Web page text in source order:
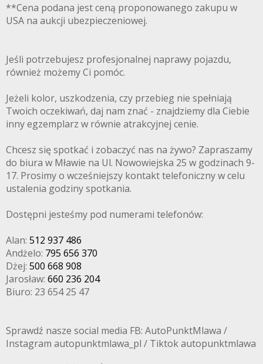
**Cena podana jest ceną proponowanego zakupu w
USA na aukcji ubezpieczeniowej.
Jeśli potrzebujesz profesjonalnej naprawy pojazdu,
również możemy Ci pomóc.
Jeżeli kolor, uszkodzenia, czy przebieg nie spełniają
Twoich oczekiwań, daj nam znać - znajdziemy dla Ciebie
inny egzemplarz w równie atrakcyjnej cenie.
Chcesz się spotkać i zobaczyć nas na żywo? Zapraszamy
do biura w Mławie na Ul. Nowowiejska 25 w godzinach 9-
17. Prosimy o wcześniejszy kontakt telefoniczny w celu
ustalenia godziny spotkania.
Dostępni jesteśmy pod numerami telefonów:
Alan: 512 937 486
Andżelo: 795 656 370
Dżej: 500 668 908
Jarosław: 660 236 204
Biuro: 23 654 25 47
Sprawdź nasze social media FB: AutoPunktMlawa /
Instagram autopunktmlawa_pl / Tiktok autopunktmlawa